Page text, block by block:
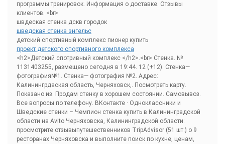
программы тренировок. Информация о доставке. Отзывы
клиентов. <br>
швдеская стенка дскв городок
шведская стенка энгельс
детский спортивный комплекс пионер купить
проект детского спортивного комплекса
<h2>Детский спотривный комплекс </h2>.<br> Стенка. №
1131403255, размещено сегодня в 19:44. 12 (+12). Стенка—
фотография№1. Стенка— фотография №2. Адрес:
Калинингрдаская область, Черняховск,. Посмотреть карту.
Показано из. Продам стенку в хорошем состоянии. Самовывоз.
Все вопросы по телефону. ВКонтакте · Одноклассники и
Шведские стенки – Чемпион стенка купить в Калининградской
области на Avito Черняховска, Калининградской области:
просмотрите отзывыпутешественников TripAdvisor (51 шт.) о 9
ресторанах Черняховска и выполните поиск по кухне, ценам,